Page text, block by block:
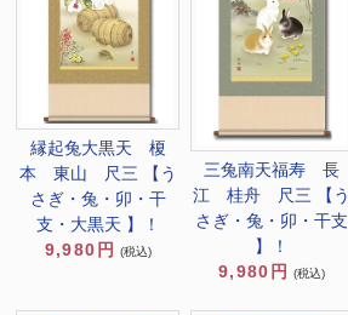
縁起兔大黒天 榎
本 東山 尺三 【う
さぎ・兔・卯・干
支・大黒天 】！
9,980円
(税込)
三兔南天福寿 長
江 桂舟 尺三 【う
さぎ・兔・卯・干支
】！
9,980円 (税込)